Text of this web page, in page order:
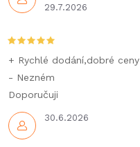
k
y
v
ý
29.7.2026
30.6.2026
+ Rychlé dodání,dobré ceny
- Nezném
Doporučuji